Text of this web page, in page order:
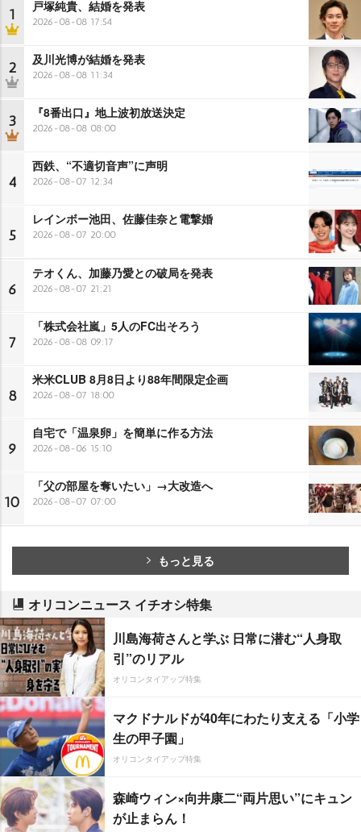
1 戸塚純貴、結婚を発表
2026-08-08 17:54
2 及川光博が結婚を発表
2026-08-08 11:34
3 『8番出口』地上波初放送決定
2026-08-08 08:00
4
西鉄、“不適切音声”に声明
2026-08-07 12:34
5
レインボー池田、佐藤佳奈と電撃婚
2026-08-07 20:00
6
テオくん、加藤乃愛との破局を発表
2026-08-07 21:21
7
「株式会社嵐」5人のFC出そろう
2026-08-08 09:17
8
米米CLUB 8月8日より88年間限定企画
2026-08-07 18:00
9
自宅で「温泉卵」を簡単に作る方法
2026-08-06 15:10
10
「父の部屋を奪いたい」→大改造へ
2026-08-07 07:00
もっと見る
オリコンニュース イチオシ特集
川島海荷さんと学ぶ 日常に潜む“人身取
引”のリアル
オリコンタイアップ特集
マクドナルドが40年にわたり支える「小学
生の甲子園」
オリコンタイアップ特集
森崎ウィン×向井康二“両片思い”にキュン
が止まらん！